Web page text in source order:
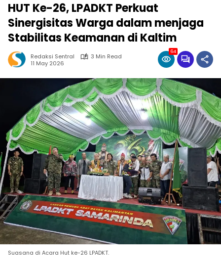
HUT Ke-26, LPADKT Perkuat
Sinergisitas Warga dalam menjaga
Stabilitas Keamanan di Kaltim
Redaksi Sentral
3 Min Read
11 May 2026
64
Suasana di Acara Hut ke-26 LPADKT.